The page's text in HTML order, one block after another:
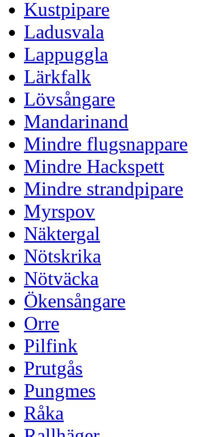
Kustpipare
Ladusvala
Lappuggla
Lärkfalk
Lövsångare
Mandarinand
Mindre flugsnappare
Mindre Hackspett
Mindre strandpipare
Myrspov
Näktergal
Nötskrika
Nötväcka
Ökensångare
Orre
Pilfink
Prutgås
Pungmes
Råka